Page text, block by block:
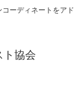
ーディネートをアド
ト協会